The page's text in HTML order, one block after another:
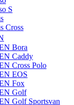
S
Cross
Bora
Caddy
Cross Polo
EOS
Fox
Golf
Golf Sportsvan